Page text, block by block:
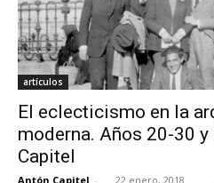
artículos
El eclecticismo en la
moderna. Años 20-30
Capitel
Antón Capitel - 22 enero, 2018